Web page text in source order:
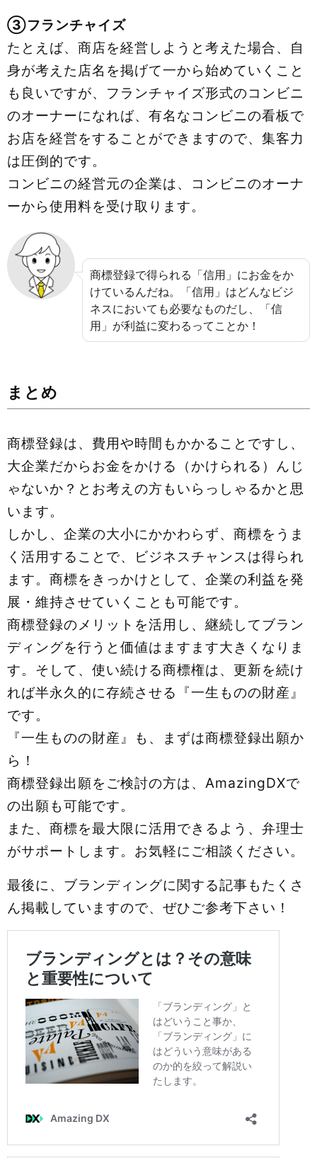
③フランチャイズ
たとえば、商店を経営しようと考えた場合、自
身が考えた店名を掲げて一から始めていくこと
も良いですが、フランチャイズ形式のコンビニ
のオーナーになれば、有名なコンビニの看板で
お店を経営をすることができますので、集客力
は圧倒的です。
コンビニの経営元の企業は、コンビニのオーナ
ーから使用料を受け取ります。
商標登録で得られる「信用」にお金をか
けているんだね。「信用」はどんなビジ
ネスにおいても必要なものだし、「信
用」が利益に変わるってことか！
まとめ
商標登録は、費用や時間もかかることですし、
大企業だからお金をかける（かけられる）んじ
ゃないか？とお考えの方もいらっしゃるかと思
います。
しかし、企業の大小にかかわらず、商標をうま
く活用することで、ビジネスチャンスは得られ
ます。商標をきっかけとして、企業の利益を発
展・維持させていくことも可能です。
商標登録のメリットを活用し、継続してブラン
ディングを行うと価値はますます大きくなりま
す。そして、使い続ける商標権は、更新を続け
れば半永久的に存続させる『一生ものの財産』
です。
『一生ものの財産』も、まずは商標登録出願か
ら！
商標登録出願をご検討の方は、AmazingDXで
の出願も可能です。
また、商標を最大限に活用できるよう、弁理士
がサポートします。お気軽にご相談ください。
最後に、ブランディングに関する記事もたくさ
ん掲載していますので、ぜひご参考下さい！